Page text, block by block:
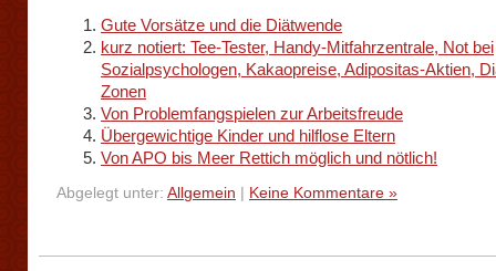
Gute Vorsätze und die Diätwende
kurz notiert: Tee-Tester, Handy-Mitfahrzentrale, Not bei
Sozialpsychologen, Kakaopreise, Adipositas-Aktien,
Zonen
Von Problemfangspielen zur Arbeitsfreude
Übergewichtige Kinder und hilflose Eltern
Von APO bis Meer Rettich möglich und nötlich!
Abgelegt unter: Allgemein Keine Kommentare »